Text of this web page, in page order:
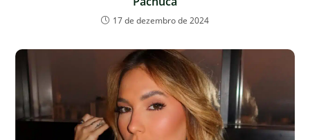
17 de dezembro de 2024